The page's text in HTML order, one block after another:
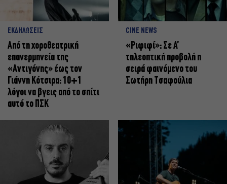
ΕΚΔΗΛΩΣΕΙΣ
Από τη χοροθεατρική
επανερμηνεία της
«Αντιγόνης» έως τον
Γιάννη Κότσιρα: 10+1
λόγοι να βγεις από το σπίτι
αυτό το ΠΣΚ
CINE NEWS
«Ριφιφί»: Σε Α’
τηλεοπτική προβολή η
σειρά φαινόμενο του
Σωτήρη Τσαφούλια